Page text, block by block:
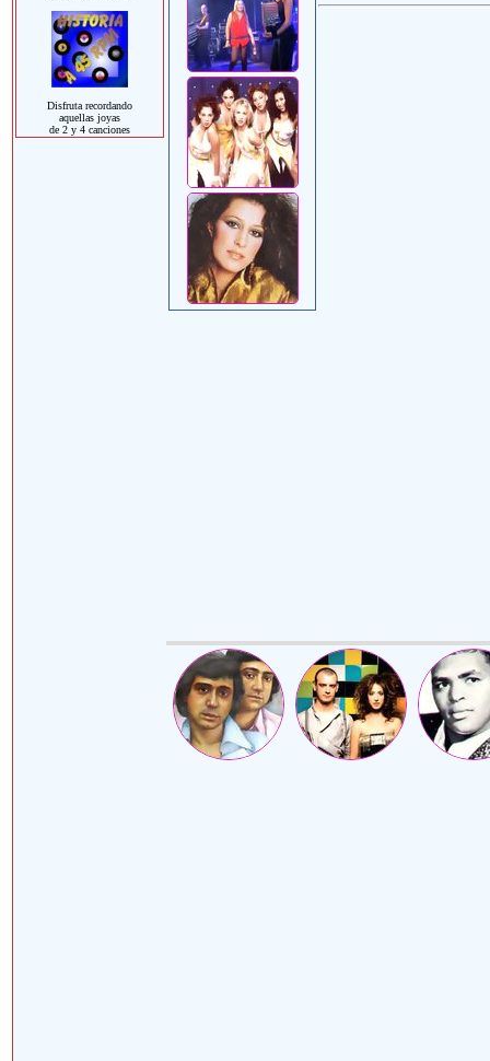
Disfruta recordando
aquellas joyas
de 2 y 4 canciones